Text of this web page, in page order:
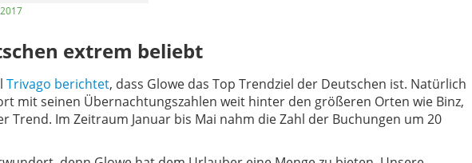
extrem beliebt
Trivago berichtet, dass Glowe das Top Trendziel der Deutschen ist. Natürlich
mit seinen Übernachtungszahlen weit hinter den größeren Orten wie Binz,
Trend. Im Zeitraum Januar bis Mai nahm die Zahl der Buchungen um 20